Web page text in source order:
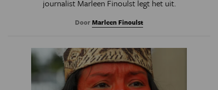
journalist Marleen Finoulst legt het uit.
DoorMarleen Finoulst